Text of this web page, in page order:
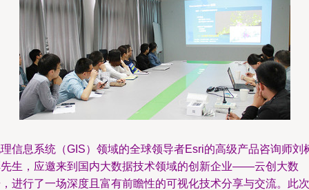
信息系统（GIS）领域的全球领导者Esri的高级产品咨询师刘
生，应邀来到国内大数据技术领域的创新企业——云创大数
进行了一场深度且富有前瞻性的可视化技术分享与交流。此次